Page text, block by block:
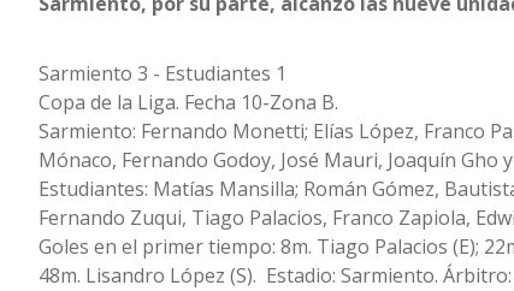
Sarmiento 3 - Estudiantes 1
Copa de la Liga. Fecha 10-Zona B.
Sarmiento: Fernando Monetti; Elías López, Franco
Mónaco, Fernando Godoy, José Mauri, Joaquín Gho
Estudiantes: Matías Mansilla; Román Gómez,
Fernando Zuqui, Tiago Palacios, Franco Zapiola,
Goles en el primer tiempo: 8m. Tiago Palacios (E);
48m. Lisandro López (S). Estadio: Sarmiento.